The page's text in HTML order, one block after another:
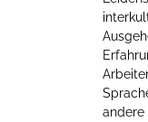
andere